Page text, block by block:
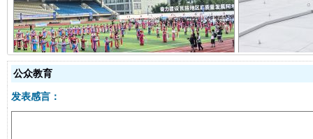
公众教育
发表感言：